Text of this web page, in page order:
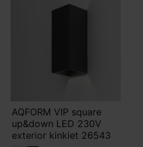
AQFORM VIP square
up&down LED 230V
exterior kinkiet 26543